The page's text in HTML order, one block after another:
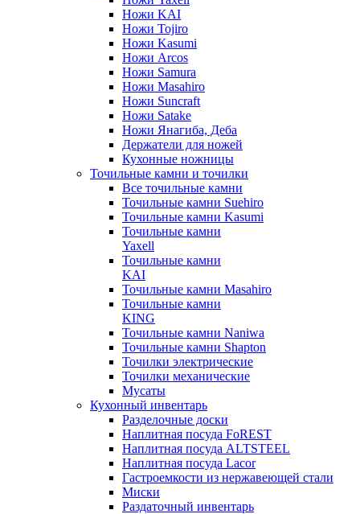
Ножи KAI
Ножи Tojiro
Ножи Kasumi
Ножи Arcos
Ножи Samura
Ножи Masahiro
Ножи Suncraft
Ножи Satake
Ножи Янагиба, Деба
Держатели для ножей
Кухонные ножницы
Точильные камни и точилки
Все точильные камни
Точильные камни Suehiro
Точильные камни Kasumi
Точильные камни
Yaxell
Точильные камни
KAI
Точильные камни Masahiro
Точильные камни
KING
Точильные камни Naniwa
Точильные камни Shapton
Точилки электрические
Точилки механические
Мусаты
Кухонный инвентарь
Разделочные доски
Наплитная посуда FoREST
Наплитная посуда ALTSTEEL
Наплитная посуда Lacor
Гастроемкости из нержавеющей стали
Миски
Раздаточный инвентарь